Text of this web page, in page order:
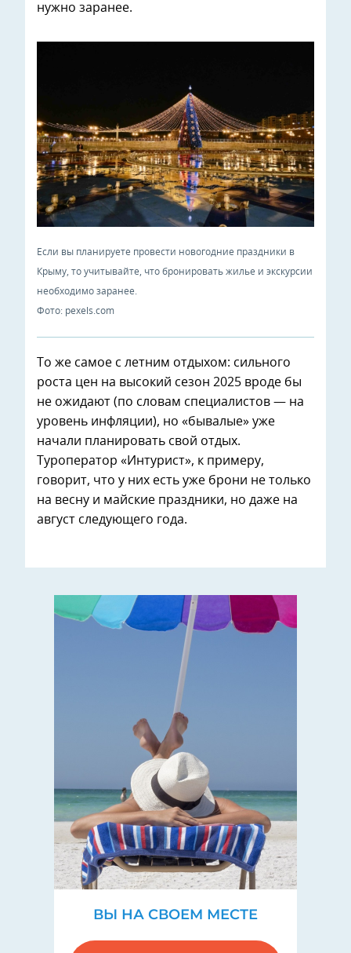
нужно заранее.
Если вы планируете провести новогодние праздники в
Крыму, то учитывайте, что бронировать жилье и экскурсии
необходимо заранее.
Фото: pexels.com
То же самое с летним отдыхом: сильного
роста цен на высокий сезон 2025 вроде бы
не ожидают (по словам специалистов — на
уровень инфляции), но «бывалые» уже
начали планировать свой отдых.
Туроператор «Интурист», к примеру,
говорит, что у них есть уже брони не только
на весну и майские праздники, но даже на
август следующего года.
ВЫ НА СВОЕМ МЕСТЕ